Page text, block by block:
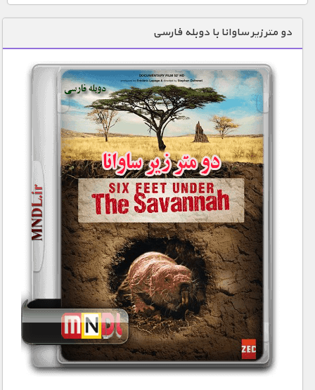
دنیای خوراکی ها
زمین شناسی / محیط زیست
سازه/ معماری/ مهندسی
سرگرمی
شناخت کودکان
طبیعت
علم و فناوری
فرهنگ / هنر
کیهان / نجوم
گردشگری
ماورایی
مسابقات / ورزشی
مستند های اختصاصی
دو متر زیر ساوانا با دوبله فارسی